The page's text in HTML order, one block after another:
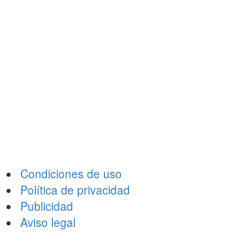
Condiciones de uso
Política de privacidad
Publicidad
Aviso legal